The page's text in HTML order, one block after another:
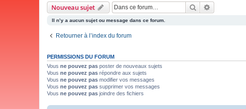
Nouveau sujet Rechercher
Il n’y a aucun sujet ou message dans ce forum.
Retourner à l’index du forum
PERMISSIONS DU FORUM
Vous ne pouvez pas poster de nouveaux sujets
Vous ne pouvez pas répondre aux sujets
Vous ne pouvez pas modifier vos messages
Vous ne pouvez pas supprimer vos messages
Vous ne pouvez pas joindre des fichiers